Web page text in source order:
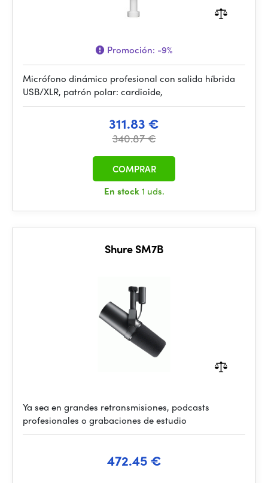
Promoción: -9%
Micrófono dinámico profesional con salida híbrida
USB/XLR, patrón polar: cardioide,
311.83 €
340.87 €
En stock1 uds.
COMPRAR
Shure SM7B
Ya sea en grandes retransmisiones, podcasts
profesionales o grabaciones de estudio
472.45 €